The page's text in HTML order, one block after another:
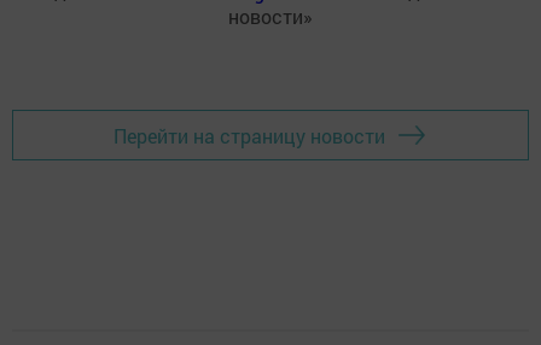
новости»
Перейти на страницу новости